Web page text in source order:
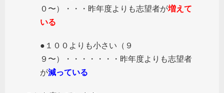
０〜）・・・昨年度よりも志望者が増えて
いる
●１００よりも小さい（９
９〜）・・・・・・・昨年度よりも志望者
が減っている